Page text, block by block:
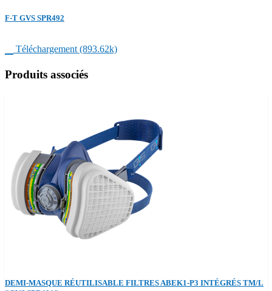
F-T GVS SPR492
Téléchargement (893.62k)
Produits associés
DEMI-MASQUE RÉUTILISABLE FILTRES ABEK1-P3 INTÉGRÉS TM/L